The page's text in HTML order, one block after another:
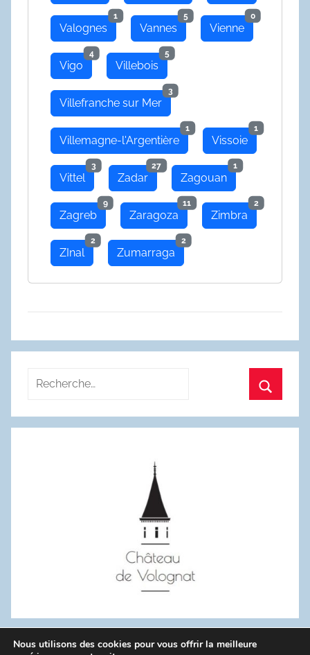
Valognes
1
Vannes
5
Vienne
0
Vigo
4
Villebois
5
Villefranche sur Mer
3
Villemagne-l'Argentière
1
Vissoie
1
Vittel
3
Zadar
27
Zagouan
1
Zagreb
9
Zaragoza
11
Zimbra
2
ZInal
2
Zumarraga
2
Recherche
:
Nous utilisons des cookies pour vous offrir la meilleure